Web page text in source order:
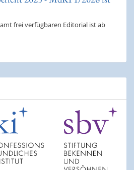
frei verfügbaren Editorial ist ab